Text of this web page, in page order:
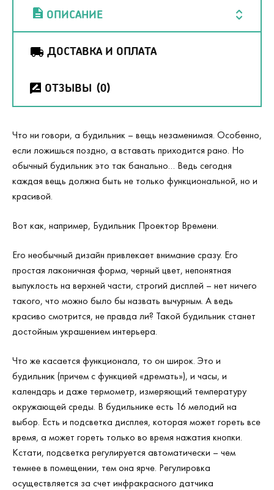
ОПИСАНИЕ
ДОСТАВКА И ОПЛАТА
ОТЗЫВЫ (0)
Что ни говори, а будильник – вещь незаменимая. Особенно,
если ложишься поздно, а вставать приходится рано. Но
обычный будильник это так банально… Ведь сегодня
каждая вещь должна быть не только функциональной, но и
красивой.
Вот как, например, Будильник Проектор Времени.
Его необычный дизайн привлекает внимание сразу. Его
простая лаконичная форма, черный цвет, непонятная
выпуклость на верхней части, строгий дисплей – нет ничего
такого, что можно было бы назвать вычурным. А ведь
красиво смотрится, не правда ли? Такой будильник станет
достойным украшением интерьера.
Что же касается функционала, то он широк. Это и
будильник (причем с функцией «дремать»), и часы, и
календарь и даже термометр, измеряющий температуру
окружающей среды. В будильнике есть 16 мелодий на
выбор. Есть и подсветка дисплея, которая может гореть все
время, а может гореть только во время нажатия кнопки.
Кстати, подсветка регулируется автоматически – чем
темнее в помещении, тем она ярче. Регулировка
осуществляется за счет инфракрасного датчика